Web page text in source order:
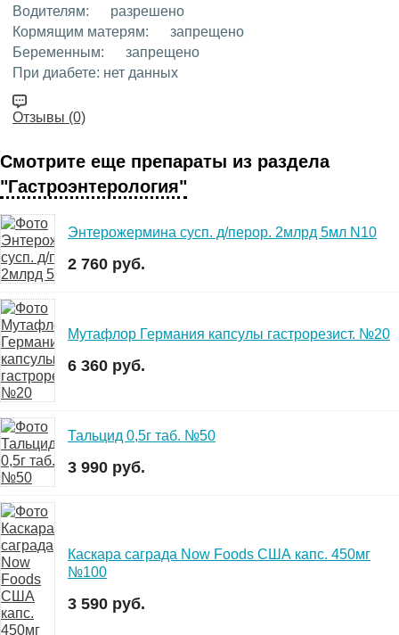
Водителям:
разрешено
Кормящим матерям:
запрещено
Беременным:
запрещено
При диабете: нет данных
Отзывы (0)
Смотрите еще препараты из раздела
"Гастроэнтерология"
Энтерожермина сусп. д/перор. 2млрд 5мл N10
2 760 руб.
Мутафлор Германия капсулы гастрорезист. №20
6 360 руб.
Тальцид 0,5г таб. №50
3 990 руб.
Каскара саграда Now Foods США капс. 450мг
№100
3 590 руб.